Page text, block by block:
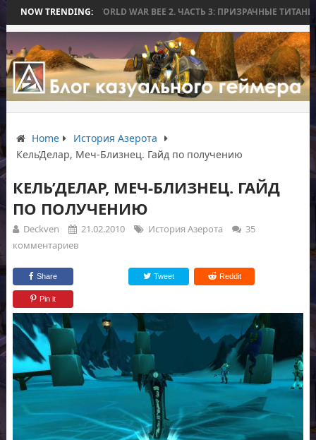
NOW TRENDING:
WORLD WAR BEE 2. ЧАСТЬ 3: ПРИЗРАЧНЫЕ ТИТАНЫ И ОСАДА НА
Home
История Азерота
Кель’Делар, Меч-Близнец. Гайд по получению
КЕЛЬ’ДЕЛАР, МЕЧ-БЛИЗНЕЦ. ГАЙД
ПО ПОЛУЧЕНИЮ
Deckven 21.02.2010 История Азерота
35
комментариев
Share Tweet Reddit
Pin it